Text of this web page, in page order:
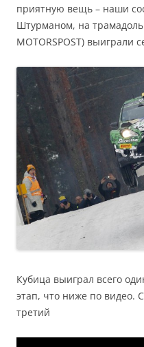
приятную вещь – наши
Штурманом, на
MOTORSPOST) выиграли
Кубица выиграл всего
этап, что ниже по видео.
третий